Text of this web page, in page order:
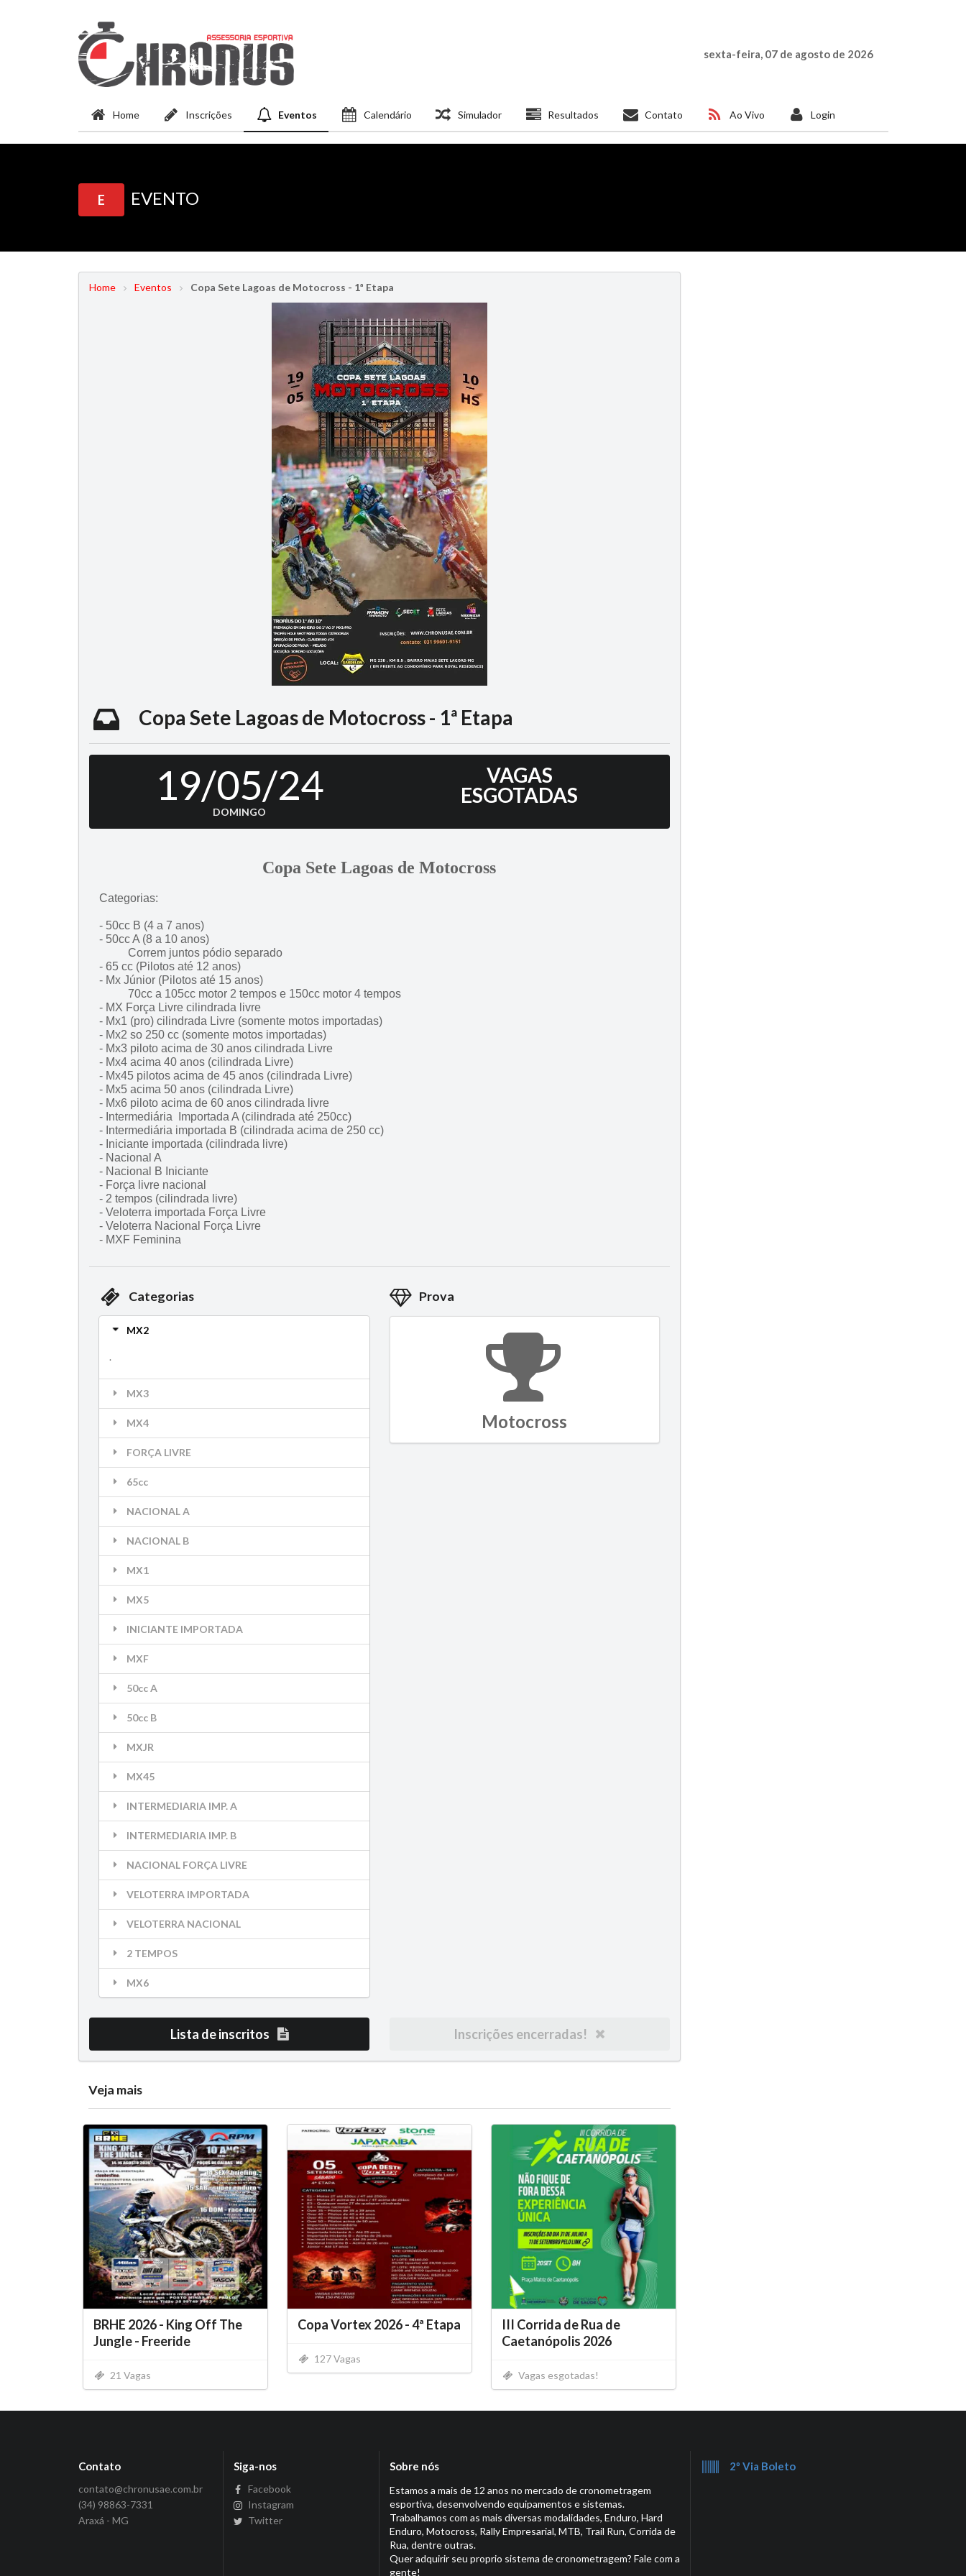
sexta-feira, 07 de agosto de 2026
Home Inscrições Eventos Calendário Simulador Resultados Contato Ao Vivo Login
E EVENTO
Home Eventos Copa Sete Lagoas de Motocross - 1ª Etapa
Copa Sete Lagoas de Motocross - 1ª Etapa
19/05/24
DOMINGO
VAGAS
ESGOTADAS
Copa Sete Lagoas de Motocross
Categorias:
- 50cc B (4 a 7 anos)
- 50cc A (8 a 10 anos)
Correm juntos pódio separado
- 65 cc (Pilotos até 12 anos)
- Mx Júnior (Pilotos até 15 anos)
70cc a 105cc motor 2 tempos e 150cc motor 4 tempos
- MX Força Livre cilindrada livre
- Mx1 (pro) cilindrada Livre (somente motos importadas)
- Mx2 so 250 cc (somente motos importadas)
- Mx3 piloto acima de 30 anos cilindrada Livre
- Mx4 acima 40 anos (cilindrada Livre)
- Mx45 pilotos acima de 45 anos (cilindrada Livre)
- Mx5 acima 50 anos (cilindrada Livre)
- Mx6 piloto acima de 60 anos cilindrada livre
- Intermediária Importada A (cilindrada até 250cc)
- Intermediária importada B (cilindrada acima de 250 cc)
- Iniciante importada (cilindrada livre)
- Nacional A
- Nacional B Iniciante
- Força livre nacional
- 2 tempos (cilindrada livre)
- Veloterra importada Força Livre
- Veloterra Nacional Força Livre
- MXF Feminina
Categorias
MX2
.
MX3
MX4
FORÇA LIVRE
65cc
NACIONAL A
NACIONAL B
MX1
MX5
INICIANTE IMPORTADA
MXF
50cc A
50cc B
MXJR
MX45
INTERMEDIARIA IMP. A
INTERMEDIARIA IMP. B
NACIONAL FORÇA LIVRE
VELOTERRA IMPORTADA
VELOTERRA NACIONAL
2 TEMPOS
MX6
Prova
Motocross
Lista de inscritos Inscrições encerradas!
Veja mais
BRHE 2026 - King Off The
Jungle - Freeride
21 Vagas
Copa Vortex 2026 - 4ª Etapa
127 Vagas
III Corrida de Rua de
Caetanópolis 2026
Vagas esgotadas!
Contato
contato@chronusae.com.br
(34) 98863-7331
Araxá - MG
Siga-nos
Facebook
Instagram
Twitter
Sobre nós
Estamos a mais de 12 anos no mercado de cronometragem
esportiva, desenvolvendo equipamentos e sistemas.
Trabalhamos com as mais diversas modalidades, Enduro, Hard
Enduro, Motocross, Rally Empresarial, MTB, Trail Run, Corrida de
Rua, dentre outras.
Quer adquirir seu proprio sistema de cronometragem? Fale com a
gente!
2º Via Boleto